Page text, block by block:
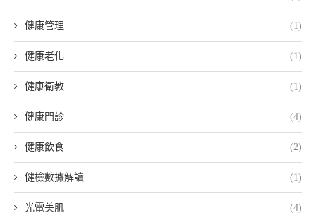
健康管理 (1)
健康老化 (1)
健康衛教 (1)
健康門診 (4)
健康飲食 (2)
健檢數據解讀 (1)
光電美肌 (4)